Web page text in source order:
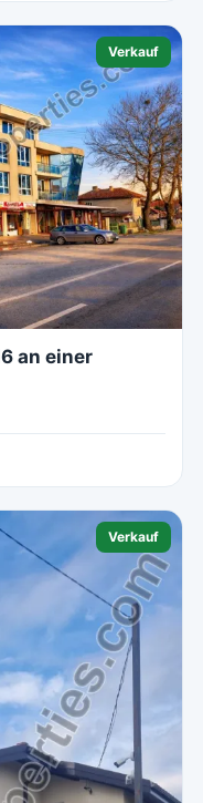
Verkauf
an einer
Verkauf